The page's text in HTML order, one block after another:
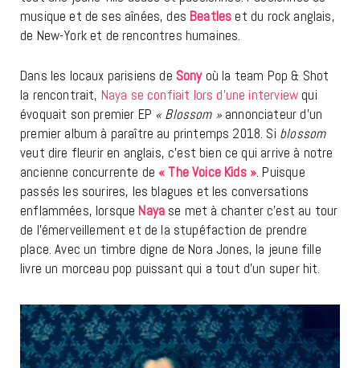
musique et de ses aînées, des Beatles et du rock anglais,
de New-York et de rencontres humaines.
Dans les locaux parisiens de Sony où la team Pop & Shot
la rencontrait, Naya se confiait lors d’une interview qui
évoquait son premier EP « Blossom »annonciateur d’un
premier album à paraître au printemps 2018. Si blossom
veut dire fleurir en anglais, c’est bien ce qui arrive à notre
ancienne concurrente de « The Voice Kids ». Puisque
passés les sourires, les blagues et les conversations
enflammées, lorsque Naya se met à chanter c’est au tour
de l’émerveillement et de la stupéfaction de prendre
place. Avec un timbre digne de Nora Jones, la jeune fille
livre un morceau pop puissant qui a tout d’un super hit.